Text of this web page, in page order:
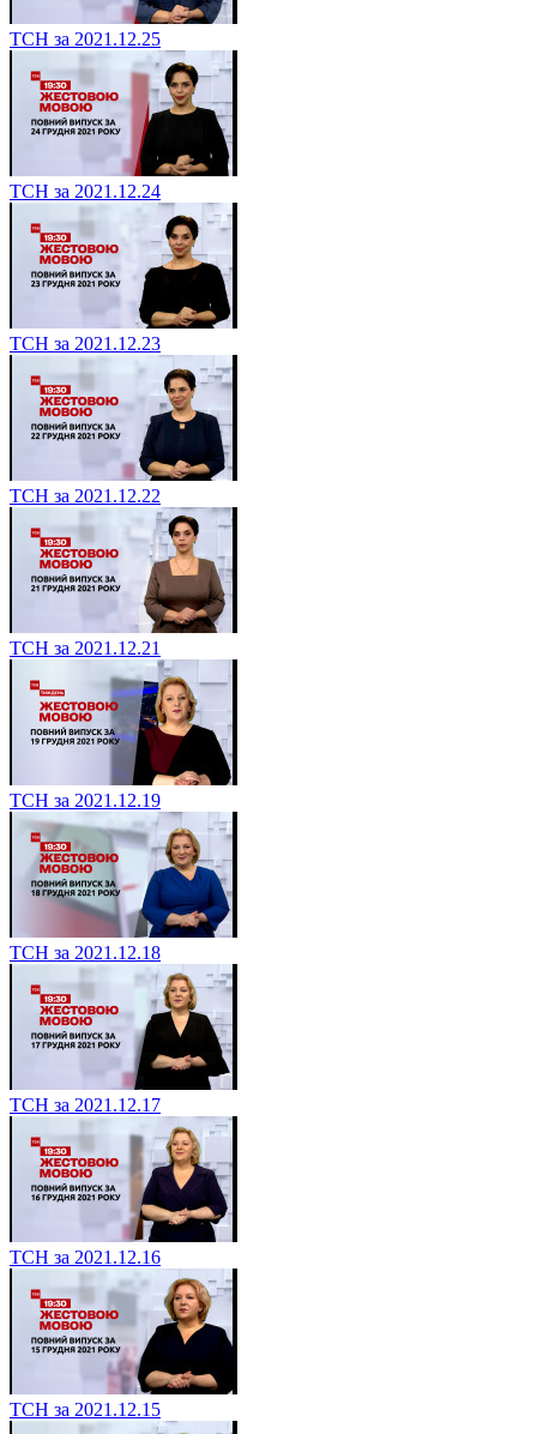
ТСН за 2021.12.25
ТСН за 2021.12.24
ТСН за 2021.12.23
ТСН за 2021.12.22
ТСН за 2021.12.21
ТСН за 2021.12.19
ТСН за 2021.12.18
ТСН за 2021.12.17
ТСН за 2021.12.16
ТСН за 2021.12.15